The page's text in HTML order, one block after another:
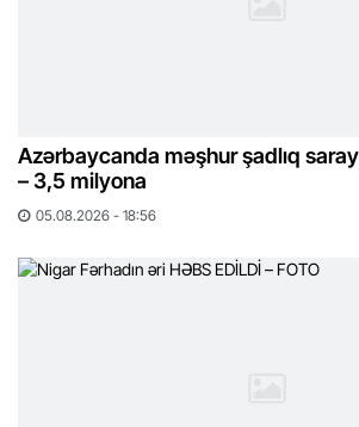
Azərbaycanda məşhur şadlıq sarayı
– 3,5 milyona
05.08.2026 - 18:56